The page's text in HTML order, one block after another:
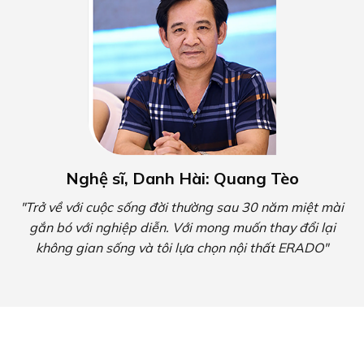
ERADO MUSIC SHOW
ẢNH BÀN GIAO NHÀ KHÁCH HÀNG